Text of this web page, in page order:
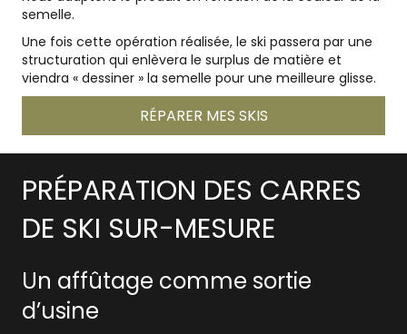
semelle.
Une fois cette opération réalisée, le ski passera par une
structuration qui enlèvera le surplus de matière et
viendra « dessiner » la semelle pour une meilleure glisse.
RÉPARER MES SKIS
PRÉPARATION DES CARRES
DE SKI SUR-MESURE
Un affûtage comme sortie
d’usine